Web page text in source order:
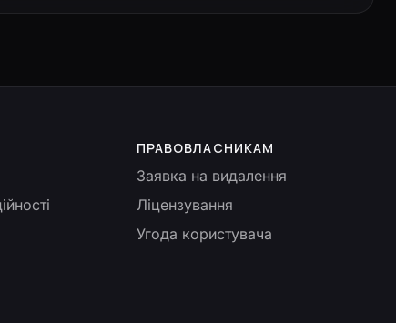
ПРАВОВЛАСНИКАМ
Заявка на видалення
Ліцензування
Угода користувача